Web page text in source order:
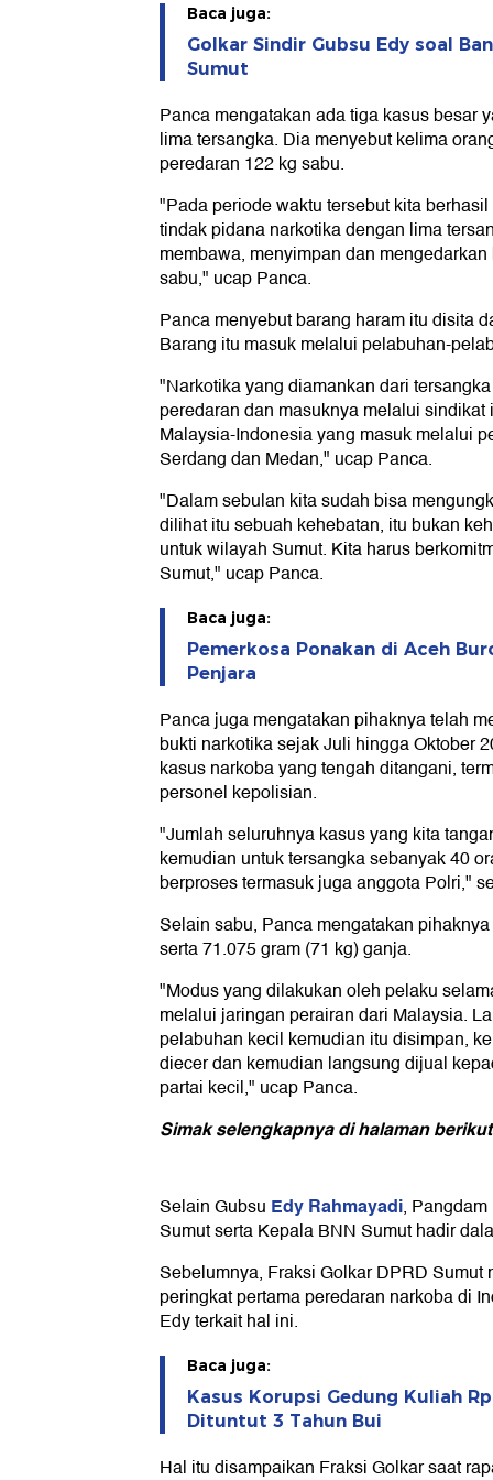
Baca juga:
Golkar Sindir Gubsu Edy soal
Sumut
Panca mengatakan ada tiga kasus besar
lima tersangka. Dia menyebut kelima
peredaran 122 kg sabu.
"Pada periode waktu tersebut kita
tindak pidana narkotika dengan lima
membawa, menyimpan dan
sabu," ucap Panca.
Panca menyebut barang haram itu disita
Barang itu masuk melalui pelabuhan-
"Narkotika yang diamankan dari
peredaran dan masuknya melalui
Malaysia-Indonesia yang masuk melalui
Serdang dan Medan," ucap Panca.
"Dalam sebulan kita sudah bisa
dilihat itu sebuah kehebatan, itu bukan
untuk wilayah Sumut. Kita harus
Sumut," ucap Panca.
Baca juga:
Pemerkosa Ponakan di Aceh
Penjara
Panca juga mengatakan pihaknya telah
bukti narkotika sejak Juli hingga Oktober
kasus narkoba yang tengah ditangani,
personel kepolisian.
"Jumlah seluruhnya kasus yang kita
kemudian untuk tersangka sebanyak 40
berproses termasuk juga anggota Polri,"
Selain sabu, Panca mengatakan
serta 71.075 gram (71 kg) ganja.
"Modus yang dilakukan oleh pelaku
melalui jaringan perairan dari Malaysia.
pelabuhan kecil kemudian itu disimpan,
diecer dan kemudian langsung dijual
partai kecil," ucap Panca.
Simak selengkapnya di halaman
Selain Gubsu Edy Rahmayadi,
Sumut serta Kepala BNN Sumut hadir
Sebelumnya, Fraksi Golkar DPRD Sumut
peringkat pertama peredaran narkoba di
Edy terkait hal ini.
Baca juga:
Kasus Korupsi Gedung Kuliah
Dituntut 3 Tahun Bui
Hal itu disampaikan Fraksi Golkar saat